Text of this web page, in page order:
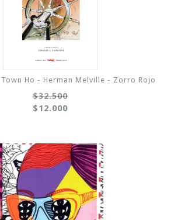
Ho - Herman Melville - Zorro Rojo
$32.500
$12.000